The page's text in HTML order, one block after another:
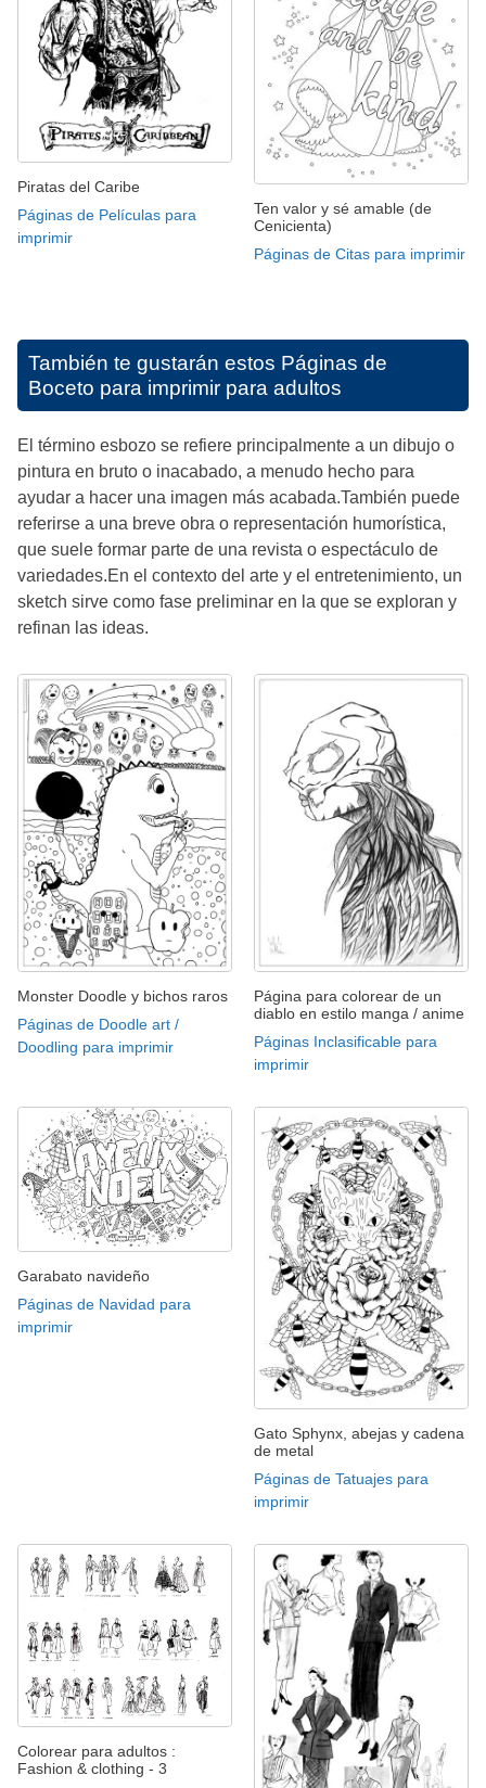
Piratas del Caribe
Páginas de Películas para
imprimir
Ten valor y sé amable (de
Cenicienta)
Páginas de Citas para imprimir
También te gustarán estos Páginas de
Boceto para imprimir para adultos
El término esbozo se refiere principalmente a un dibujo o
pintura en bruto o inacabado, a menudo hecho para
ayudar a hacer una imagen más acabada.También puede
referirse a una breve obra o representación humorística,
que suele formar parte de una revista o espectáculo de
variedades.En el contexto del arte y el entretenimiento, un
sketch sirve como fase preliminar en la que se exploran y
refinan las ideas.
Monster Doodle y bichos raros
Páginas de Doodle art /
Doodling para imprimir
Página para colorear de un
diablo en estilo manga / anime
Páginas Inclasificable para
imprimir
Garabato navideño
Páginas de Navidad para
imprimir
Gato Sphynx, abejas y cadena
de metal
Páginas de Tatuajes para
imprimir
Colorear para adultos :
Fashion & clothing - 3